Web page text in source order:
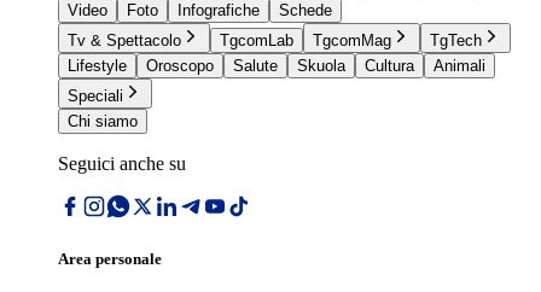
Video
Foto Infografiche
Schede
Tv & Spettacolo
TgcomLab TgcomMag
TgTech
Lifestyle
Oroscopo Salute Skuola Cultura
Animali
Speciali
Chi siamo
Seguici anche su
Area personale